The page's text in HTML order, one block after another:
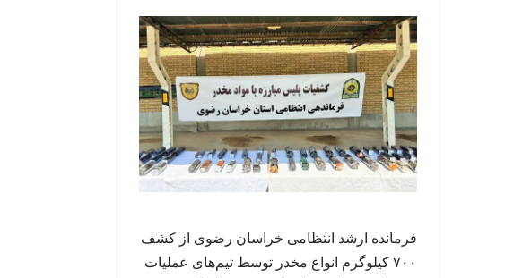
فرمانده ارشد انتظامی خراسان رضوی از کشف
۷۰۰ کیلوگرم انواع مخدر توسط تیم‌های عملیات